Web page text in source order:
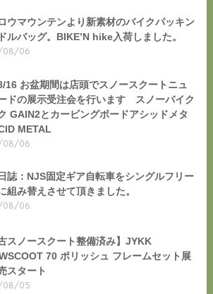
ウマウンテンより新素材のバイクパッキン
ルバッグ。BIKE’N hike入荷しました。
08/06
16 お盆期間は店頭でスノースクートニュ
ドの展示受注会を行います スノーバイク
GAIN2とカービングボードアシッドメタ
METAL
08/06
誌：NJS固定ギア自転車をシングルフリー
組み替えさせて頂きました。
08/06
古スノースクート整備済み】JYKK
70 ポリッシュ フレームセット展
スタート
08/05